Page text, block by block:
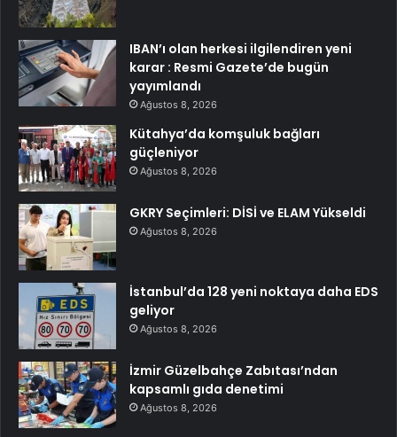
IBAN’ı olan herkesi ilgilendiren yeni
karar : Resmi Gazete’de bugün
yayımlandı
Ağustos 8, 2026
Kütahya’da komşuluk bağları
güçleniyor
Ağustos 8, 2026
GKRY Seçimleri: DİSİ ve ELAM Yükseldi
Ağustos 8, 2026
İstanbul’da 128 yeni noktaya daha EDS
geliyor
Ağustos 8, 2026
İzmir Güzelbahçe Zabıtası’ndan
kapsamlı gıda denetimi
Ağustos 8, 2026